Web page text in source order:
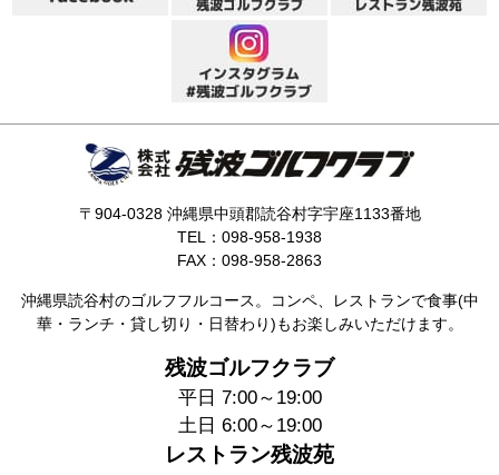
〒904-0328 沖縄県中頭郡読谷村字宇座1133番地
TEL：098-958-1938
FAX：098-958-2863
沖縄県読谷村のゴルフフルコース。コンペ、レストランで食事(中
華・ランチ・貸し切り・日替わり)もお楽しみいただけます。
残波ゴルフクラブ
平日 7:00～19:00
土日 6:00～19:00
レストラン残波苑